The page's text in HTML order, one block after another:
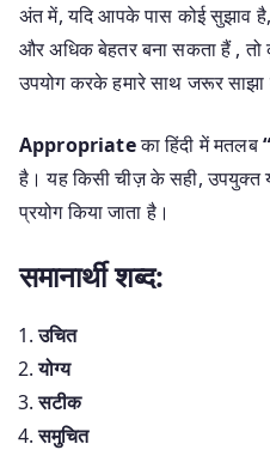
अंत में, यदि आपके पास कोई सुझाव
और अधिक बेहतर बना सकता हैं , तो
उपयोग करके हमारे साथ जरूर
Appropriateका हिंदी में मतलब
है। यह किसी चीज़ के सही, उपयुक्त
प्रयोग किया जाता है।
समानार्थी शब्द:
उचित
योग्य
सटीक
समुचित